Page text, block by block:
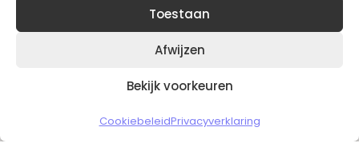
Toestaan
Afwijzen
Bekijk voorkeuren
CookiebeleidPrivacyverklaring